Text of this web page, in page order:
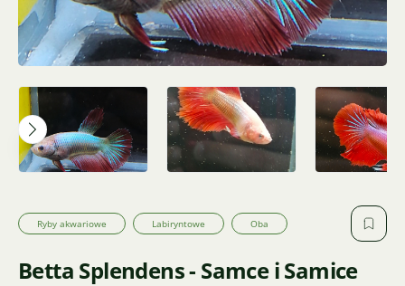
Ryby akwariowe Labiryntowe Oba
Betta Splendens - Samce i Samice